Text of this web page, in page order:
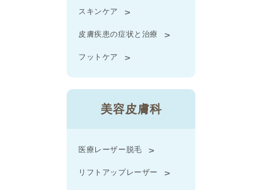
スキンケア
皮膚疾患の症状と治療
フットケア
美容皮膚科
医療レーザー脱毛
リフトアップレーザー